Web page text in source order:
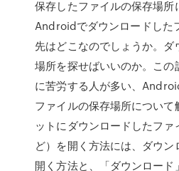
保存したファイルの保存場所
Androidでダウンロードした
先はどこなのでしょうか。
場所を探せばいいのか。こ
に苦労する人が多い、
ファイルの保存場所について
ットにダウンロードしたファ
ど）を開く方法には、ダウ
開く方法と、「ダウンロード